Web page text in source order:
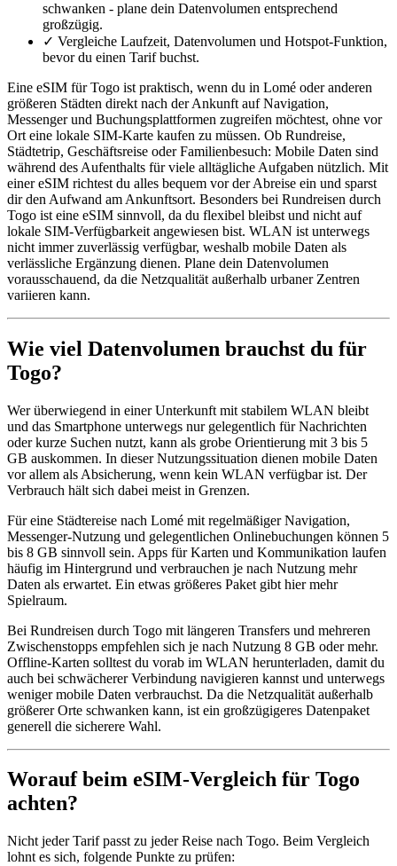
schwanken - plane dein Datenvolumen entsprechend
großzügig.
✓ Vergleiche Laufzeit, Datenvolumen und Hotspot-Funktion,
bevor du einen Tarif buchst.
Eine eSIM für Togo ist praktisch, wenn du in Lomé oder anderen
größeren Städten direkt nach der Ankunft auf Navigation,
Messenger und Buchungsplattformen zugreifen möchtest, ohne vor
Ort eine lokale SIM-Karte kaufen zu müssen. Ob Rundreise,
Städtetrip, Geschäftsreise oder Familienbesuch: Mobile Daten sind
während des Aufenthalts für viele alltägliche Aufgaben nützlich. Mit
einer eSIM richtest du alles bequem vor der Abreise ein und sparst
dir den Aufwand am Ankunftsort. Besonders bei Rundreisen durch
Togo ist eine eSIM sinnvoll, da du flexibel bleibst und nicht auf
lokale SIM-Verfügbarkeit angewiesen bist. WLAN ist unterwegs
nicht immer zuverlässig verfügbar, weshalb mobile Daten als
verlässliche Ergänzung dienen. Plane dein Datenvolumen
vorausschauend, da die Netzqualität außerhalb urbaner Zentren
variieren kann.
Wie viel Datenvolumen brauchst du für
Togo?
Wer überwiegend in einer Unterkunft mit stabilem WLAN bleibt
und das Smartphone unterwegs nur gelegentlich für Nachrichten
oder kurze Suchen nutzt, kann als grobe Orientierung mit 3 bis 5
GB auskommen. In dieser Nutzungssituation dienen mobile Daten
vor allem als Absicherung, wenn kein WLAN verfügbar ist. Der
Verbrauch hält sich dabei meist in Grenzen.
Für eine Städtereise nach Lomé mit regelmäßiger Navigation,
Messenger-Nutzung und gelegentlichen Onlinebuchungen können 5
bis 8 GB sinnvoll sein. Apps für Karten und Kommunikation laufen
häufig im Hintergrund und verbrauchen je nach Nutzung mehr
Daten als erwartet. Ein etwas größeres Paket gibt hier mehr
Spielraum.
Bei Rundreisen durch Togo mit längeren Transfers und mehreren
Zwischenstopps empfehlen sich je nach Nutzung 8 GB oder mehr.
Offline-Karten solltest du vorab im WLAN herunterladen, damit du
auch bei schwächerer Verbindung navigieren kannst und unterwegs
weniger mobile Daten verbrauchst. Da die Netzqualität außerhalb
größerer Orte schwanken kann, ist ein großzügigeres Datenpaket
generell die sicherere Wahl.
Worauf beim eSIM-Vergleich für Togo
achten?
Nicht jeder Tarif passt zu jeder Reise nach Togo. Beim Vergleich
lohnt es sich, folgende Punkte zu prüfen: